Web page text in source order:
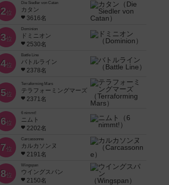
2位
Die Siedler von Catan
カタン
3616名
3位
Dominion
ドミニオン
2530名
4位
Battle Line
バトルライン
2378名
5位
Terraforming Mars
テラフォーミングマーズ
2371名
6位
6 nimmt!
ニムト
2202名
7位
Carcassonne
カルカソンヌ
2191名
8位
Wingspan
ウイングスパン
2150名